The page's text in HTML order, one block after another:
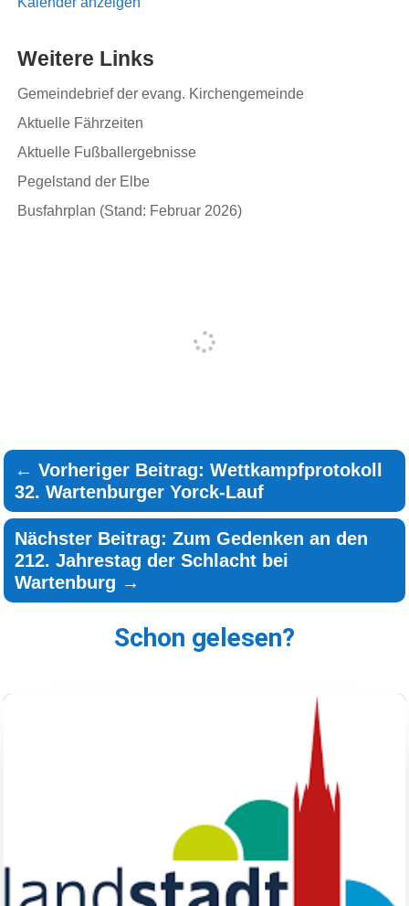
Weitere Links
Gemeindebrief der evang. Kirchengemeinde
Aktuelle Fährzeiten
Aktuelle Fußballergebnisse
Pegelstand der Elbe
Busfahrplan (Stand: Februar 2026)
←Vorheriger Beitrag: Wettkampfprotokoll
32. Wartenburger Yorck-Lauf
Nächster Beitrag: Zum Gedenken an den
212. Jahrestag der Schlacht bei
Wartenburg →
Schon gelesen?